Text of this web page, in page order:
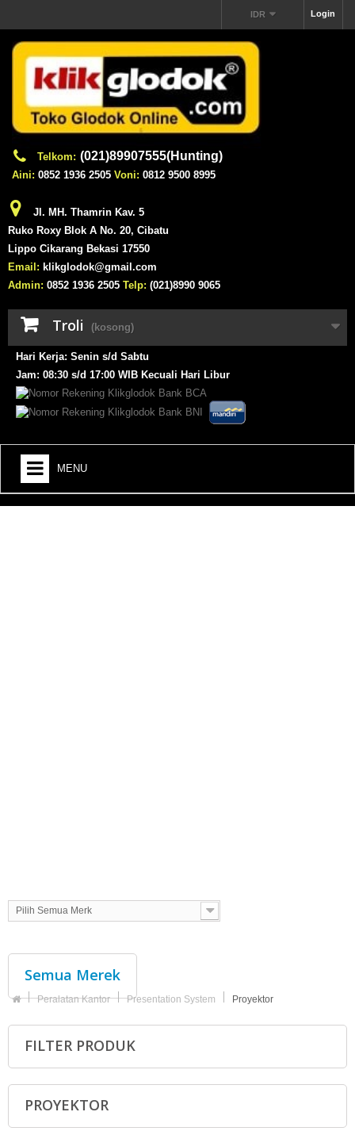
Login
IDR
Telkom: (021)89907555(Hunting)
Aini: 0852 1936 2505 Voni: 0812 9500 8995
Jl. MH. Thamrin Kav. 5
Ruko Roxy Blok A No. 20, Cibatu
Lippo Cikarang Bekasi 17550
Email: klikglodok@gmail.com
Admin: 0852 1936 2505 Telp: (021)8990 9065
Troli (kosong)
Hari Kerja: Senin s/d Sabtu
Jam: 08:30 s/d 17:00 WIB Kecuali Hari Libur
MENU
Pilih Semua Merk
Semua Merek
Peralatan Kantor Presentation System Proyektor
FILTER PRODUK
PROYEKTOR